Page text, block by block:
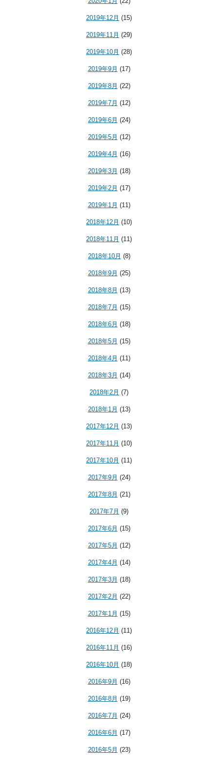
2019年12月 (15)
2019年11月 (29)
2019年10月 (28)
2019年9月 (17)
2019年8月 (22)
2019年7月 (12)
2019年6月 (24)
2019年5月 (12)
2019年4月 (16)
2019年3月 (18)
2019年2月 (17)
2019年1月 (11)
2018年12月 (10)
2018年11月 (11)
2018年10月 (8)
2018年9月 (25)
2018年8月 (13)
2018年7月 (15)
2018年6月 (18)
2018年5月 (15)
2018年4月 (11)
2018年3月 (14)
2018年2月 (7)
2018年1月 (13)
2017年12月 (13)
2017年11月 (10)
2017年10月 (11)
2017年9月 (24)
2017年8月 (21)
2017年7月 (9)
2017年6月 (15)
2017年5月 (12)
2017年4月 (14)
2017年3月 (18)
2017年2月 (22)
2017年1月 (15)
2016年12月 (11)
2016年11月 (16)
2016年10月 (18)
2016年9月 (16)
2016年8月 (19)
2016年7月 (24)
2016年6月 (17)
2016年5月 (23)